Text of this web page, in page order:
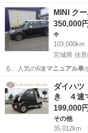
走りがしたい…
秋田 仙北市 角館駅
350,000円
103,000km
宮城県 佳景
る、人気の6速マニュアル車
アル車好きにはたまら…
宮城 佳景山駅
ダイハツ
き ４速
199,000円
その他
35,012km